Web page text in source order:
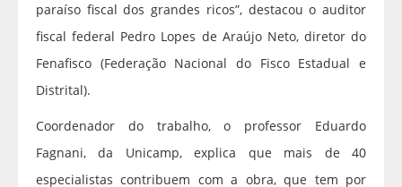
paraíso fiscal dos grandes ricos”, destacou o auditor
fiscal federal Pedro Lopes de Araújo Neto, diretor do
Fenafisco (Federação Nacional do Fisco Estadual e
Distrital).
Coordenador do trabalho, o professor Eduardo
Fagnani, da Unicamp, explica que mais de 40
especialistas contribuem com a obra, que tem por